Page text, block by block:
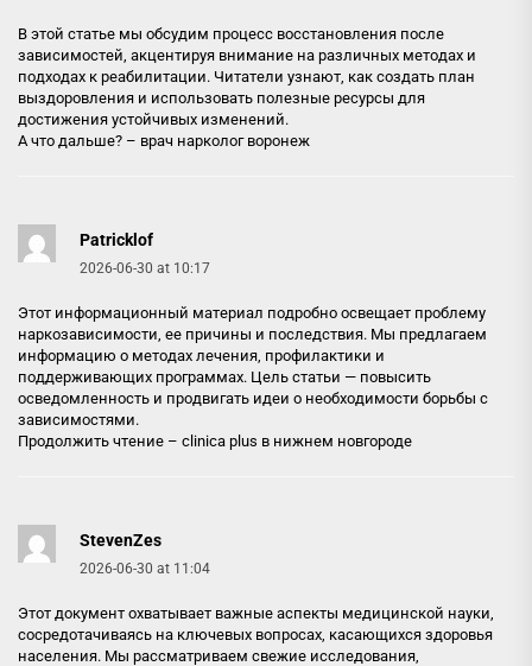
В этой статье мы обсудим процесс восстановления после
зависимостей, акцентируя внимание на различных методах и
подходах к реабилитации. Читатели узнают, как создать план
выздоровления и использовать полезные ресурсы для
достижения устойчивых изменений.
А что дальше? – врач нарколог воронеж
Patricklof
2026-06-30 at 10:17
Этот информационный материал подробно освещает проблему
наркозависимости, ее причины и последствия. Мы предлагаем
информацию о методах лечения, профилактики и
поддерживающих программах. Цель статьи — повысить
осведомленность и продвигать идеи о необходимости борьбы с
зависимостями.
Продолжить чтение – clinica plus в нижнем новгороде
StevenZes
2026-06-30 at 11:04
Этот документ охватывает важные аспекты медицинской науки,
сосредотачиваясь на ключевых вопросах, касающихся здоровья
населения. Мы рассматриваем свежие исследования,